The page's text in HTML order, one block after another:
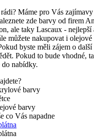
Máme pro Vás
zde barvy od firem
ale taky Lascaux -
můžete nakupovat i
byste měli zájem o
Pokud to bude vhodné,
do nabídky.
barvy
barvy
co Vás napadne